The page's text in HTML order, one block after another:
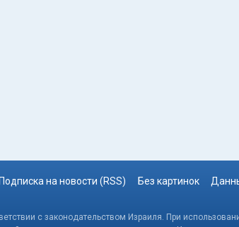
Подписка на новости (RSS) Без картинок
с законодательством Израиля. При